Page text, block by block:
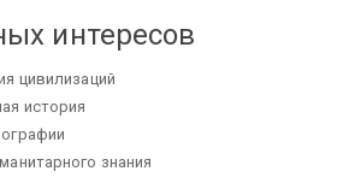
интересов
цивилизаций
история
знания